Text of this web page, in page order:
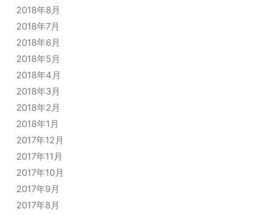
2018年8月
2018年7月
2018年6月
2018年5月
2018年4月
2018年3月
2018年2月
2018年1月
2017年12月
2017年11月
2017年10月
2017年9月
2017年8月